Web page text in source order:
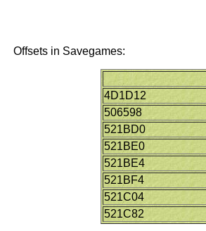
Offsets in Savegames:
4D1D12
506598
521BD0
521BE0
521BE4
521BF4
521C04
521C82